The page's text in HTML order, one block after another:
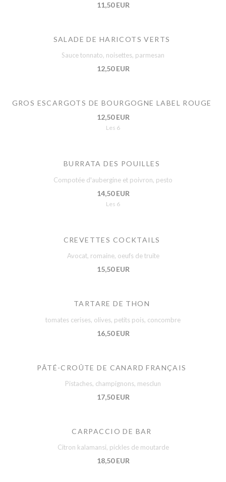
11,50 EUR
SALADE DE HARICOTS VERTS
Sauce tonnato, noisettes, parmesan
12,50 EUR
GROS ESCARGOTS DE BOURGOGNE LABEL ROUGE
12,50 EUR
Les 6
BURRATA DES POUILLES
Compotée d'aubergine et poivron, pesto
14,50 EUR
Les 6
CREVETTES COCKTAILS
Avocat, romaine, oeufs de truite
15,50 EUR
TARTARE DE THON
tomates cerises, olives, petits pois, concombre
16,50 EUR
PÂTÉ-CROÛTE DE CANARD FRANÇAIS
Pistaches, champignons, mesclun
17,50 EUR
CARPACCIO DE BAR
Citron kalamansi, pickles de moutarde
18,50 EUR